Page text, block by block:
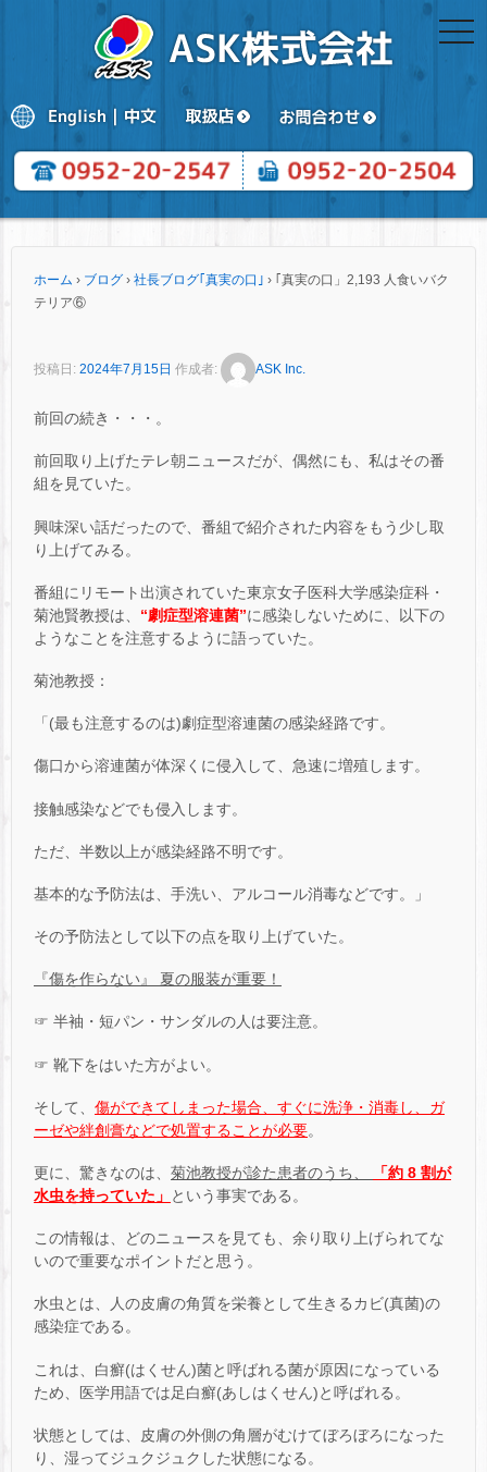
ホーム › ブログ › 社長ブログ｢真実の口｣ › ｢真実の口」2,193 人食いバク
テリア⑥
投稿日: 2024年7月15日 作成者: ASK Inc.
前回の続き・・・。
前回取り上げたテレ朝ニュースだが、偶然にも、私はその番
組を見ていた。
興味深い話だったので、番組で紹介された内容をもう少し取
り上げてみる。
番組にリモート出演されていた東京女子医科大学感染症科・
菊池賢教授は、 “劇症型溶連菌”に感染しないために、以下の
ようなことを注意するように語っていた。
菊池教授：
「(最も注意するのは)劇症型溶連菌の感染経路です。
傷口から溶連菌が体深くに侵入して、急速に増殖します。
接触感染などでも侵入します。
ただ、半数以上が感染経路不明です。
基本的な予防法は、手洗い、アルコール消毒などです。」
その予防法として以下の点を取り上げていた。
『傷を作らない』 夏の服装が重要！
☞ 半袖・短パン・サンダルの人は要注意。
☞ 靴下をはいた方がよい。
そして、 傷ができてしまった場合、すぐに洗浄・消毒し、ガ
ーゼや絆創膏などで処置することが必要。
更に、驚きなのは、 菊池教授が診た患者のうち、
「約 8 割が
水虫を持っていた」 という事実である。
この情報は、どのニュースを見ても、余り取り上げられてな
いので重要なポイントだと思う。
水虫とは、人の皮膚の角質を栄養として生きるカビ(真菌)の
感染症である。
これは、白癬(はくせん)菌と呼ばれる菌が原因になっている
ため、医学用語では足白癬(あしはくせん)と呼ばれる。
状態としては、皮膚の外側の角層がむけてぼろぼろになった
り、湿ってジュクジュクした状態になる。